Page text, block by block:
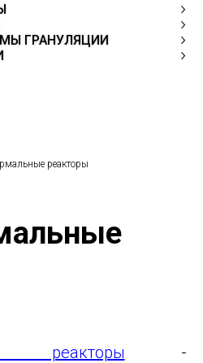
ГРАНУЛЯЦИИ
реакторы
реакторы -